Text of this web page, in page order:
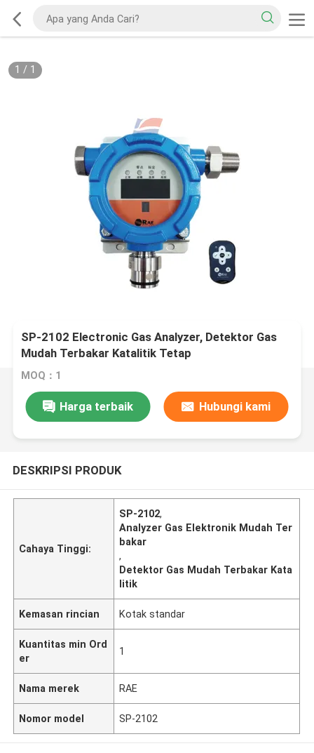
1 / 1
SP-2102 Electronic Gas Analyzer, Detektor Gas
Mudah Terbakar Katalitik Tetap
MOQ：1
Harga terbaik Hubungi kami
DESKRIPSI PRODUK
Cahaya Tinggi:
SP-2102,
Analyzer Gas Elektronik Mudah Ter
bakar
,
Detektor Gas Mudah Terbakar Kata
litik
Kemasan rincian Kotak standar
Kuantitas min Ord
er
1
Nama merek RAE
Nomor model SP-2102